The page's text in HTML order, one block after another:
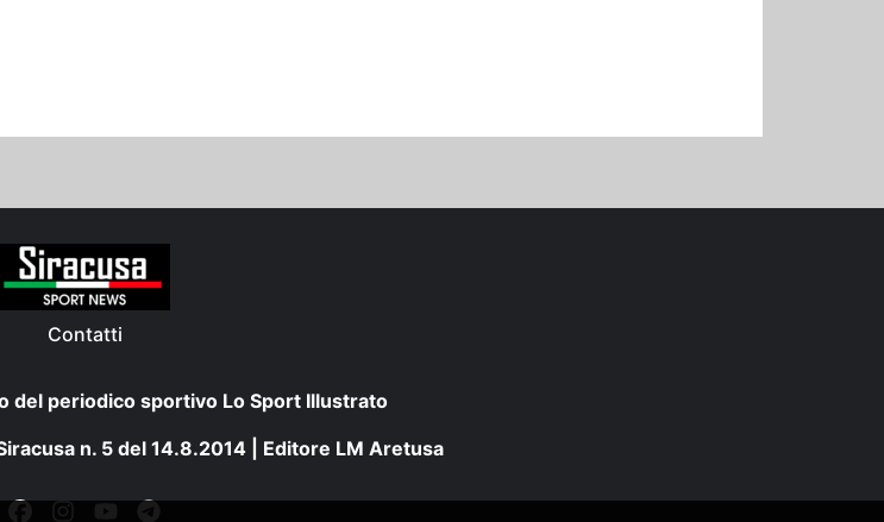
Contatti
del periodico sportivo Lo Sport Illustrato
n. 5 del 14.8.2014 | Editore LM Aretusa